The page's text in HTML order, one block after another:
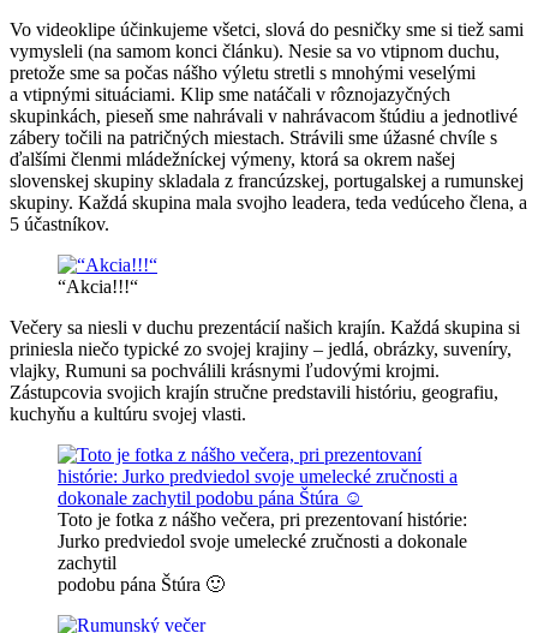
Vo videoklipe účinkujeme všetci, slová do pesničky sme si tiež sami
vymysleli (na samom konci článku). Nesie sa vo vtipnom duchu,
pretože sme sa počas nášho výletu stretli s mnohými veselými
a vtipnými situáciami. Klip sme natáčali v rôznojazyčných
skupinkách, pieseň sme nahrávali v nahrávacom štúdiu a jednotlivé
zábery točili na patričných miestach. Strávili sme úžasné chvíle s
ďalšími členmi mládežníckej výmeny, ktorá sa okrem našej
slovenskej skupiny skladala z francúzskej, portugalskej a rumunskej
skupiny. Každá skupina mala svojho leadera, teda vedúceho člena, a
5 účastníkov.
“Akcia!!!“
Večery sa niesli v duchu prezentácií našich krajín. Každá skupina si
priniesla niečo typické zo svojej krajiny – jedlá, obrázky, suveníry,
vlajky, Rumuni sa pochválili krásnymi ľudovými krojmi.
Zástupcovia svojich krajín stručne predstavili históriu, geografiu,
kuchyňu a kultúru svojej vlasti.
Toto je fotka z nášho večera, pri prezentovaní histórie:
Jurko predviedol svoje umelecké zručnosti a dokonale
zachytil
podobu pána Štúra 🙂